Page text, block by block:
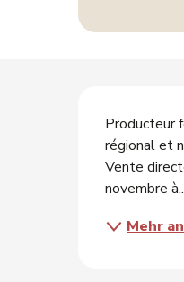
Producteur
régional et
Vente
novembre
Mehr